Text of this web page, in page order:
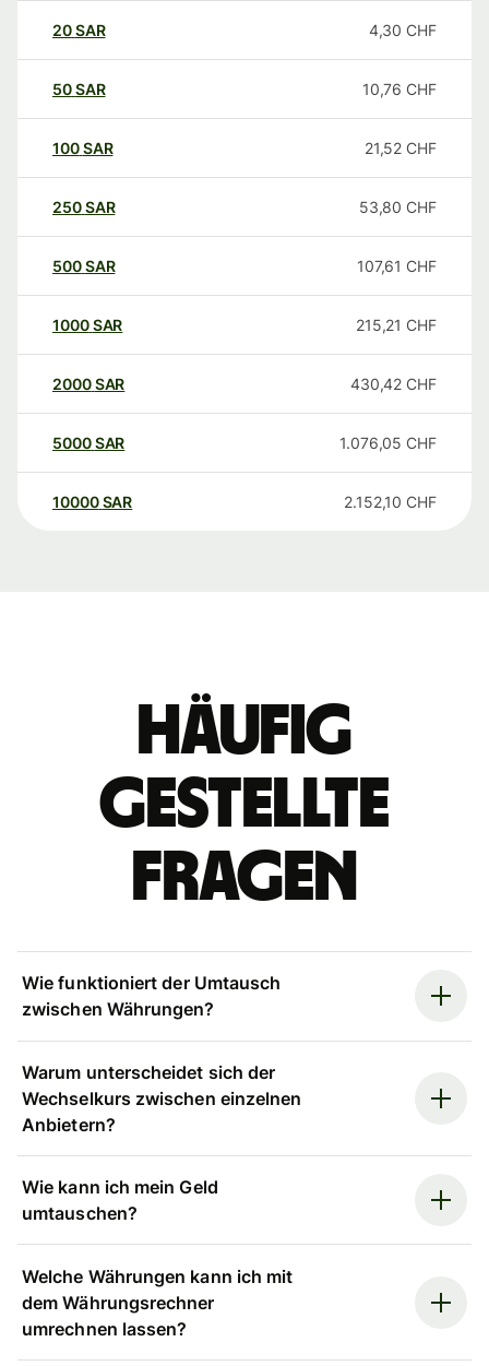
20SAR 4,30 CHF
50SAR 10,76 CHF
100SAR 21,52 CHF
250SAR 53,80 CHF
500SAR 107,61 CHF
1000SAR 215,21 CHF
2000SAR 430,42 CHF
5000SAR 1.076,05 CHF
10000 SAR 2.152,10 CHF
Häufig
gestellte
Fragen
Wie funktioniert der Umtausch
zwischen Währungen?
Warum unterscheidet sich der
Wechselkurs zwischen einzelnen
Anbietern?
Wie kann ich mein Geld
umtauschen?
Welche Währungen kann ich mit
dem Währungsrechner
umrechnen lassen?